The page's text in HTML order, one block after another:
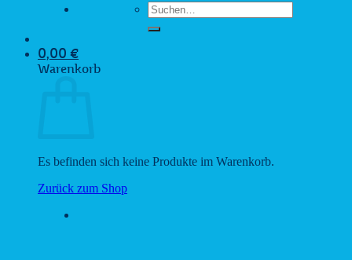
Suchen
nach:
0,00 €
Warenkorb
Es befinden sich keine Produkte im Warenkorb.
Zurück zum Shop